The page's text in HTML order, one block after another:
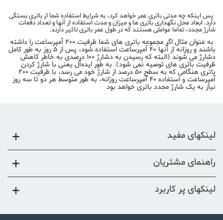
پس اینکه چه مدتی باتری عمر خواهد کرد، به شرایط استفاده شما از باتری بستگی
دارد. ابعاد محل نگهداری باتری ها و میزان و مدت استفاده از آنها و تعداد دفعات
شارژ مجدد، تماما عواملی هستند که در طول عمر باتری تاثیر دارند.
به عنوان مثال اگر مجموعه باتری های شما ظرفیت 200 آمپرساعت را داشته
باشند و روزانه از آنها 40 آمپرساعت استفاده شود، پس از 5 روز به طور کامل
دشارژ می شوند (البته که رسیدن به دشارژ 100 درصدی به خاطر کاهش
ظرفیت باتری های توصیه نمی شود). به طور ایده‌آل یعنی با شارژ کردن
باتری هنگامی که به سطح 50 درصد از شارژ خود می رسد، با ظرفیت 200
آمپرساعت و استفاده 40 آمپرساعت روزانه، به طور متوسط هر دو تا سه روز
نیاز به یک شارژ مجدد باتری خواهد بود
لینکهای مفید
راهنمای مشتریان
لینکهای پر کاربرد